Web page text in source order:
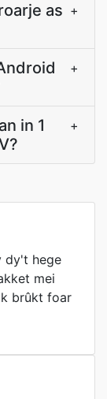
as +
+
in 1
+
dy't hege
mei
brûkt foar